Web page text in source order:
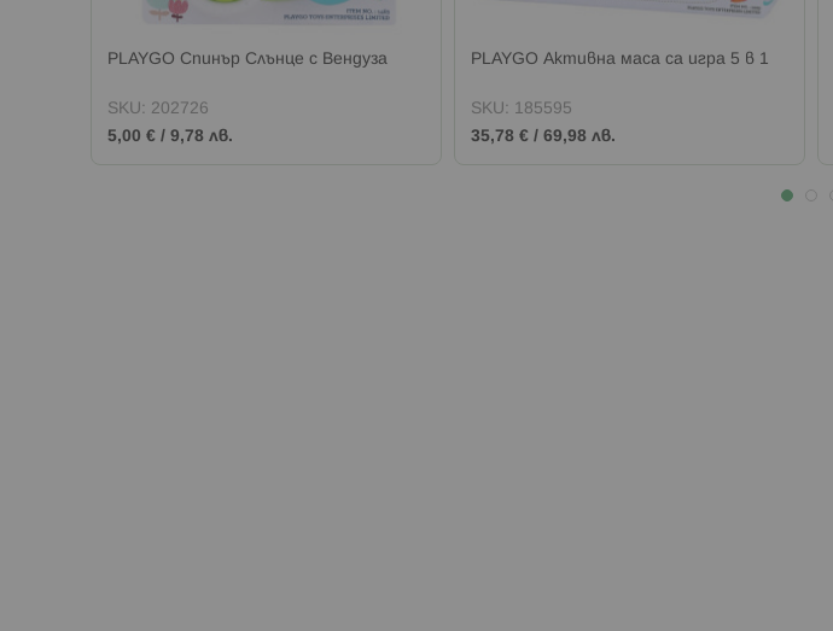
PLAYGO Спинър Слънце с Вендуза
SKU: 202726
5,00 € / 9,78 лв.
PLAYGO Активна маса са игра 5 в 1
SKU: 185595
35,78 € / 69,98 лв.